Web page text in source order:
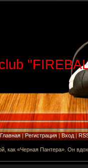
Главная|Регистрация|Вход|
как «Черная Пантера». Он